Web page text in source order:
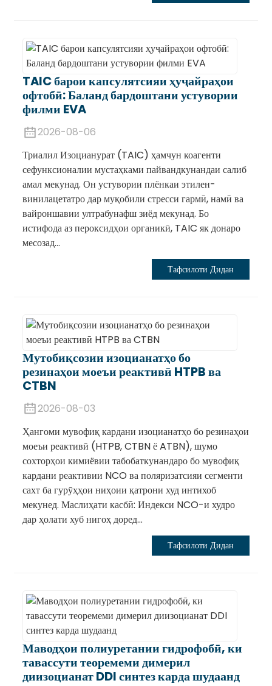
TAIC барои капсулятсияи ҳуҷайраҳои
офтобӣ: Баланд бардоштани устувории
филми EVA
2026-08-06
Триалил Изоцианурат (TAIC) ҳамчун коагенти
сефунксионалии мустаҳками пайвандкунандаи салиб
амал мекунад. Он устувории плёнкаи этилен-
винилацетатро дар муқобили стресси гармӣ, намӣ ва
вайроншавии ултрабунафш зиёд мекунад. Бо
истифода аз пероксидҳои органикӣ, TAIC як донаро
месозад...
Тафсилоти Дидан
Мутобиқсозии изоцианатҳо бо
резинаҳои моеъи реактивӣ HTPB ва
CTBN
2026-08-03
Ҳангоми мувофиқ кардани изоцианатҳо бо резинаҳои
моеъи реактивӣ (HTPB, CTBN ё ATBN), шумо
сохторҳои кимиёвии табобаткунандаро бо мувофиқ
кардани реактивии NCO ва поляризатсияи сегменти
сахт ба гурӯҳҳои ниҳоии қатрони худ интихоб
мекунед. Маслиҳати касбӣ: Индекси NCO-и худро
дар ҳолати хуб нигоҳ доред...
Тафсилоти Дидан
Маводҳои полиуретании гидрофобӣ, ки
тавассути теоремеми димерил
диизоцианат DDI синтез карда шудаанд